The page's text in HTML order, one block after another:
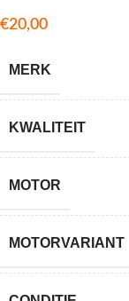
€20,00
MERK
KWALITEIT
MOTOR
MOTORVARIANT